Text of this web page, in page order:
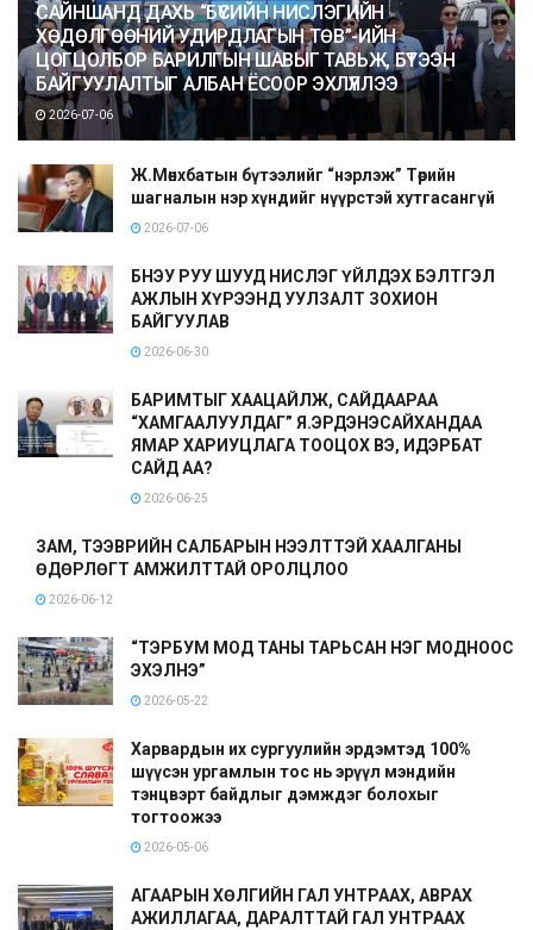
САЙНШАНД ДАХЬ “БҮСИЙН НИСЛЭГИЙН
ХӨДӨЛГӨӨНИЙ УДИРДЛАГЫН ТӨВ”-ИЙН
ЦОГЦОЛБОР БАРИЛГЫН ШАВЫГ ТАВЬЖ, БҮТЭЭН
БАЙГУУЛАЛТЫГ АЛБАН ЁСООР ЭХЛҮҮЛЛЭЭ
2026-07-06
Ж.Мөнхбатын бүтээлийг “нэрлэж” Төрийн
шагналын нэр хүндийг нүүрстэй хутгасангүй
2026-07-06
БНЭУ РУУ ШУУД НИСЛЭГ ҮЙЛДЭХ БЭЛТГЭЛ
АЖЛЫН ХҮРЭЭНД УУЛЗАЛТ ЗОХИОН
БАЙГУУЛАВ
2026-06-30
БАРИМТЫГ ХААЦАЙЛЖ, САЙДААРАА
“ХАМГААЛУУЛДАГ” Я.ЭРДЭНЭСАЙХАНДАА
ЯМАР ХАРИУЦЛАГА ТООЦОХ ВЭ, ИДЭРБАТ
САЙД АА?
2026-06-25
ЗАМ, ТЭЭВРИЙН САЛБАРЫН НЭЭЛТТЭЙ ХААЛГАНЫ
ӨДӨРЛӨГТ АМЖИЛТТАЙ ОРОЛЦЛОО
2026-06-12
“ТЭРБУМ МОД ТАНЫ ТАРЬСАН НЭГ МОДНООС
ЭХЭЛНЭ”
2026-05-22
Харвардын их сургуулийн эрдэмтэд 100%
шүүсэн ургамлын тос нь эрүүл мэндийн
тэнцвэрт байдлыг дэмждэг болохыг
тогтоожээ
2026-05-06
АГААРЫН ХӨЛГИЙН ГАЛ УНТРААХ, АВРАХ
АЖИЛЛАГАА, ДАРАЛТТАЙ ГАЛ УНТРААХ